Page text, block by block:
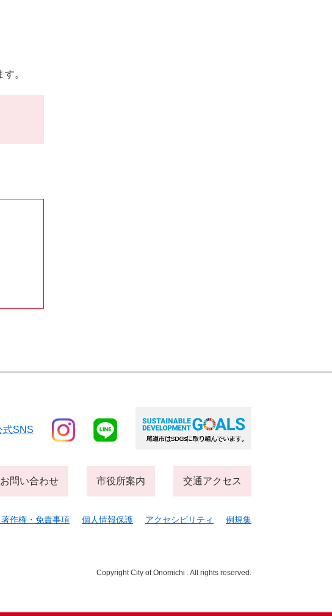
。
式SNS
問い合わせ 市役所案内 交通アクセス
著作権・免責事項 個人情報保護 アクセシビリティ 例規集
Copyright City of Onomichi . All rights reserved.